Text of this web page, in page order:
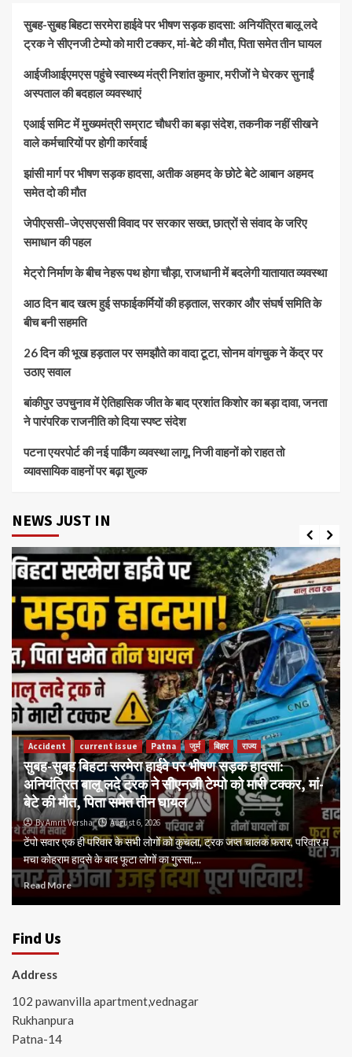
सुबह-सुबह बिहटा सरमेरा हाईवे पर भीषण सड़क हादसा: अनियंत्रित बालू लदे
ट्रक ने सीएनजी टेम्पो को मारी टक्कर, मां-बेटे की मौत, पिता समेत तीन घायल
आईजीआईएमएस पहुंचे स्वास्थ्य मंत्री निशांत कुमार, मरीजों ने घेरकर सुनाईं
अस्पताल की बदहाल व्यवस्थाएं
एआई समिट में मुख्यमंत्री सम्राट चौधरी का बड़ा संदेश, तकनीक नहीं सीखने
वाले कर्मचारियों पर होगी कार्रवाई
झांसी मार्ग पर भीषण सड़क हादसा, अतीक अहमद के छोटे बेटे आबान अहमद
समेत दो की मौत
जेपीएससी–जेएसएससी विवाद पर सरकार सख्त, छात्रों से संवाद के जरिए
समाधान की पहल
मेट्रो निर्माण के बीच नेहरू पथ होगा चौड़ा, राजधानी में बदलेगी यातायात व्यवस्था
आठ दिन बाद खत्म हुई सफाईकर्मियों की हड़ताल, सरकार और संघर्ष समिति के
बीच बनी सहमति
26 दिन की भूख हड़ताल पर समझौते का वादा टूटा, सोनम वांगचुक ने केंद्र पर
उठाए सवाल
बांकीपुर उपचुनाव में ऐतिहासिक जीत के बाद प्रशांत किशोर का बड़ा दावा, जनता
ने पारंपरिक राजनीति को दिया स्पष्ट संदेश
पटना एयरपोर्ट की नई पार्किंग व्यवस्था लागू, निजी वाहनों को राहत तो
व्यावसायिक वाहनों पर बढ़ा शुल्क
NEWS JUST IN
Accident current issue Patna जुर्म बिहार राज्य
सुबह-सुबह बिहटा सरमेरा हाईवे पर भीषण सड़क हादसा:
अनियंत्रित बालू लदे ट्रक ने सीएनजी टेम्पो को मारी टक्कर, मां-
बेटे की मौत, पिता समेत तीन घायल
By Amrit Versha August 6, 2026
टेंपो सवार एक ही परिवार के सभी लोगों को कुचला, ट्रक जप्त चालक फरार, परिवार म
मचा कोहराम हादसे के बाद फूटा लोगों का गुस्सा,...
Read More
Find Us
Address
102 pawanvilla apartment,vednagar
Rukhanpura
Patna-14